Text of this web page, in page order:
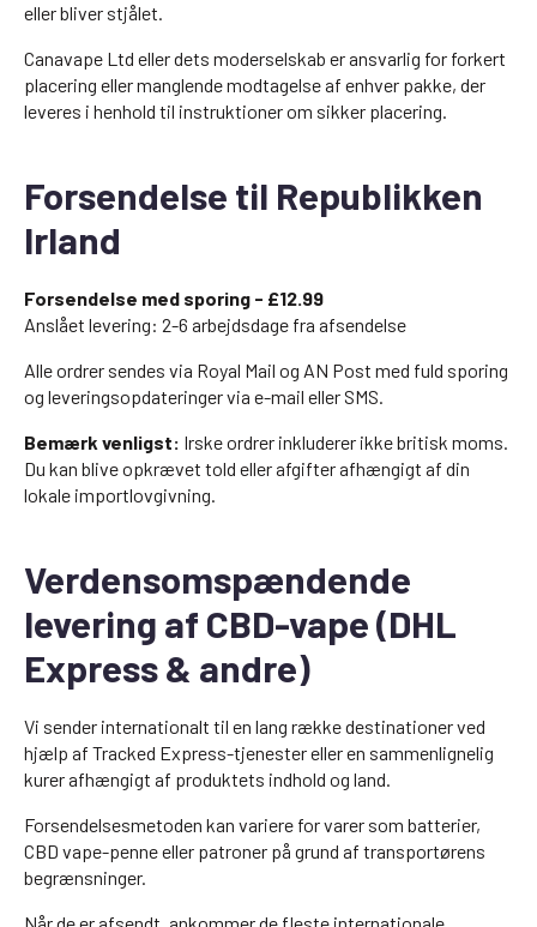
eller bliver stjålet.
Canavape Ltd eller dets moderselskab er ansvarlig for forkert
placering eller manglende modtagelse af enhver pakke, der
leveres i henhold til instruktioner om sikker placering.
Forsendelse til Republikken
Irland
Forsendelse med sporing - £12.99
Anslået levering: 2-6 arbejdsdage fra afsendelse
Alle ordrer sendes via Royal Mail og AN Post med fuld sporing
og leveringsopdateringer via e-mail eller SMS.
Bemærk venligst: Irske ordrer inkluderer ikke britisk moms.
Du kan blive opkrævet told eller afgifter afhængigt af din
lokale importlovgivning.
Verdensomspændende
levering af CBD-vape (DHL
Express & andre)
Vi sender internationalt til en lang række destinationer ved
hjælp af Tracked Express-tjenester eller en sammenlignelig
kurer afhængigt af produktets indhold og land.
Forsendelsesmetoden kan variere for varer som batterier,
CBD vape-penne eller patroner på grund af transportørens
begrænsninger.